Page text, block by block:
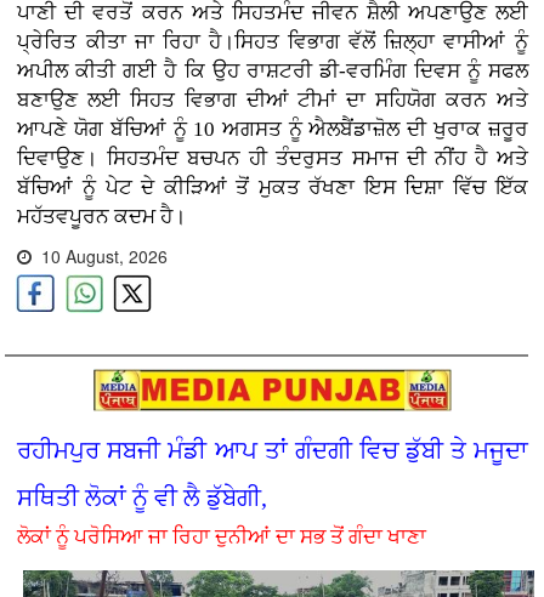
ਪਾਣੀ ਦੀ ਵਰਤੋਂ ਕਰਨ ਅਤੇ ਸਿਹਤਮੰਦ ਜੀਵਨ ਸ਼ੈਲੀ ਅਪਣਾਉਣ ਲਈ
ਪ੍ਰੇਰਿਤ ਕੀਤਾ ਜਾ ਰਿਹਾ ਹੈ।ਸਿਹਤ ਵਿਭਾਗ ਵੱਲੋਂ ਜ਼ਿਲ੍ਹਾ ਵਾਸੀਆਂ ਨੂੰ
ਅਪੀਲ ਕੀਤੀ ਗਈ ਹੈ ਕਿ ਉਹ ਰਾਸ਼ਟਰੀ ਡੀ-ਵਰਮਿੰਗ ਦਿਵਸ ਨੂੰ ਸਫਲ
ਬਣਾਉਣ ਲਈ ਸਿਹਤ ਵਿਭਾਗ ਦੀਆਂ ਟੀਮਾਂ ਦਾ ਸਹਿਯੋਗ ਕਰਨ ਅਤੇ
ਆਪਣੇ ਯੋਗ ਬੱਚਿਆਂ ਨੂੰ 10 ਅਗਸਤ ਨੂੰ ਐਲਬੈਂਡਾਜ਼ੋਲ ਦੀ ਖੁਰਾਕ ਜ਼ਰੂਰ
ਦਿਵਾਉਣ। ਸਿਹਤਮੰਦ ਬਚਪਨ ਹੀ ਤੰਦਰੁਸਤ ਸਮਾਜ ਦੀ ਨੀਂਹ ਹੈ ਅਤੇ
ਬੱਚਿਆਂ ਨੂੰ ਪੇਟ ਦੇ ਕੀੜਿਆਂ ਤੋਂ ਮੁਕਤ ਰੱਖਣਾ ਇਸ ਦਿਸ਼ਾ ਵਿੱਚ ਇੱਕ
ਮਹੱਤਵਪੂਰਨ ਕਦਮ ਹੈ।
10 August, 2026
ਰਹੀਮਪੁਰ ਸਬਜੀ ਮੰਡੀ ਆਪ ਤਾਂ ਗੰਦਗੀ ਵਿਚ ਡੁੱਬੀ ਤੇ ਮਜੂਦਾ
ਸਥਿਤੀ ਲੋਕਾਂ ਨੂੰ ਵੀ ਲੈ ਡੁੱਬੇਗੀ,
ਲੋਕਾਂ ਨੂੰ ਪਰੋਸਿਆ ਜਾ ਰਿਹਾ ਦੁਨੀਆਂ ਦਾ ਸਭ ਤੋਂ ਗੰਦਾ ਖਾਣਾ